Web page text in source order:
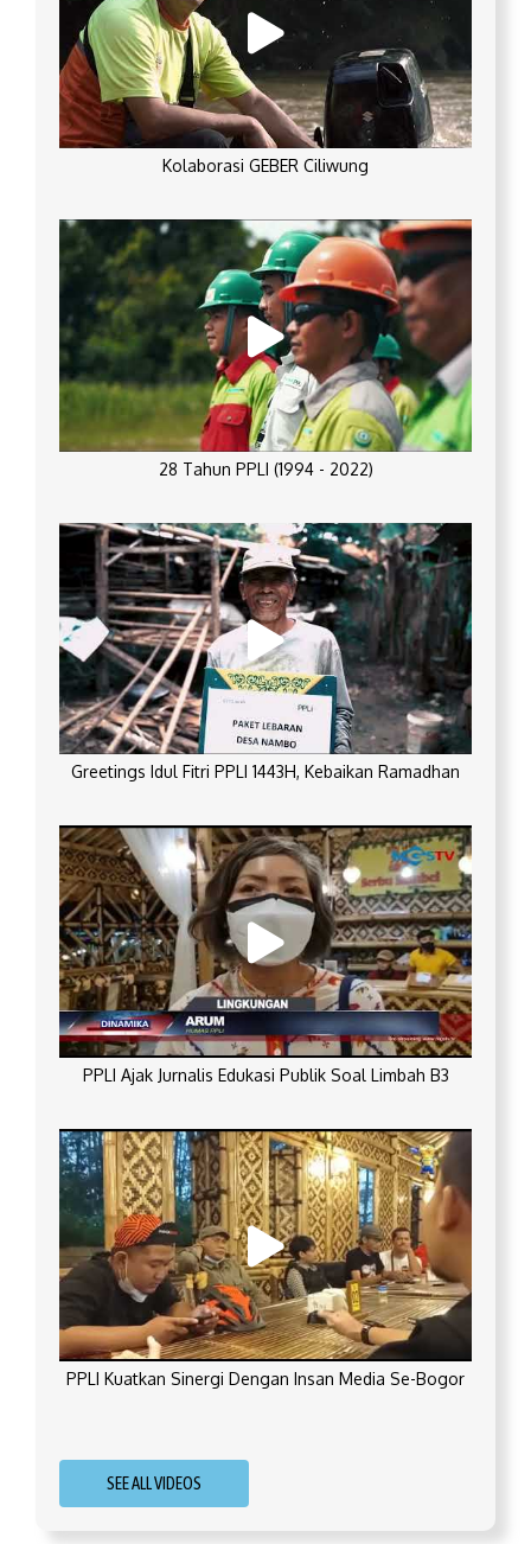
Kolaborasi GEBER Ciliwung
28 Tahun PPLI (1994 - 2022)
Greetings Idul Fitri PPLI 1443H, Kebaikan Ramadhan
PPLI Ajak Jurnalis Edukasi Publik Soal Limbah B3
PPLI Kuatkan Sinergi Dengan Insan Media Se-Bogor
SEE ALL VIDEOS